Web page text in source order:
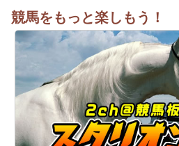
競馬をもっと楽しもう！